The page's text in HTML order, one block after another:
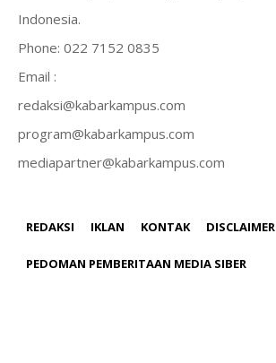
Indonesia.
Phone: 022 7152 0835
Email :
redaksi@kabarkampus.com
program@kabarkampus.com
mediapartner@kabarkampus.com
REDAKSI IKLAN KONTAK DISCLAIMER
PEDOMAN PEMBERITAAN MEDIA SIBER